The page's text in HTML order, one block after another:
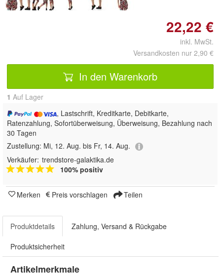
22,22 €
inkl. MwSt.
Versandkosten nur 2,90 €
In den Warenkorb
1 Auf Lager
, Lastschrift, Kreditkarte, Debitkarte,
Ratenzahlung, Sofortüberweisung, Überweisung, Bezahlung nach
30 Tagen
Zustellung: Mi, 12. Aug. bis Fr, 14. Aug.
Verkäufer: trendstore-galaktika.de
100% positiv
Merken Preis vorschlagen Teilen
Produktdetails Zahlung, Versand & Rückgabe
Produktsicherheit
Artikelmerkmale